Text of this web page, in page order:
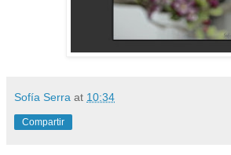
Sofía Serra at 10:34
Compartir